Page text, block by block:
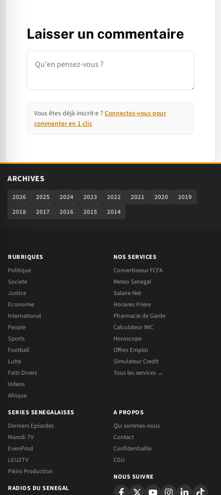
Laisser un commentaire
Commentaire
Vous êtes déjà inscrit·e ? Connectez-vous pour
commenter en 1 clic
ARCHIVES
2026 2025 2024 2023 2022 2021 2020
2019
2018
2017 2016 2015 2014
RUBRIQUES
Politique
Societe
Justice
Economie
International
People
Sports
Football
Lutte
Faits Divers
Videos
Afrique
NOS SERVICES
Convertisseur FCFA
Meteo Senegal
Salaire Net
Horaires Priere
Pharmacie de Garde
Calculateur IMC
Horoscope
Offres Emploi
Simulateur Credit
Tous les services →
SERIES SENEGALAISES
Derniers Episodes
Marodi TV
EvenProd
LEUZTV
Pikini Production
RADIOS DU SENEGAL
A PROPOS
Qui sommes-nous
Contact
Confidentialite
CGU
NOUS SUIVRE